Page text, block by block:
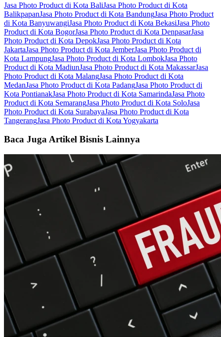
Jasa Photo Product di Kota BaliJasa Photo Product di Kota
BalikpapanJasa Photo Product di Kota BandungJasa Photo Product
di Kota BanyuwangiJasa Photo Product di Kota BekasiJasa Photo
Product di Kota BogorJasa Photo Product di Kota DenpasarJasa
Photo Product di Kota DepokJasa Photo Product di Kota
JakartaJasa Photo Product di Kota JemberJasa Photo Product di
Kota LampungJasa Photo Product di Kota LombokJasa Photo
Product di Kota MadiunJasa Photo Product di Kota MakassarJasa
Photo Product di Kota MalangJasa Photo Product di Kota
MedanJasa Photo Product di Kota PadangJasa Photo Product di
Kota PontianakJasa Photo Product di Kota SamarindaJasa Photo
Product di Kota SemarangJasa Photo Product di Kota SoloJasa
Photo Product di Kota SurabayaJasa Photo Product di Kota
TangerangJasa Photo Product di Kota Yogyakarta
Baca Juga Artikel Bisnis Lainnya